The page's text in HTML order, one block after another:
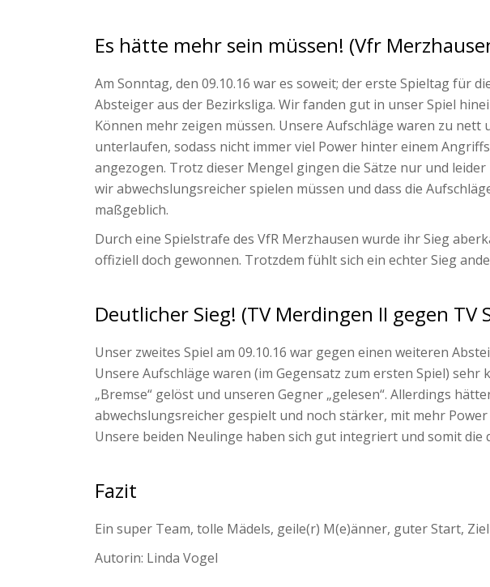
Es hätte mehr sein müssen! (Vfr
Am Sonntag, den 09.10.16 war es soweit; der erste Spieltag für
Absteiger aus der Bezirksliga. Wir fanden gut in unser Spiel
Können mehr zeigen müssen. Unsere Aufschläge waren zu
unterlaufen, sodass nicht immer viel Power hinter einem
angezogen. Trotz dieser Mengel gingen die Sätze nur und
wir abwechslungsreicher spielen müssen und dass die
maßgeblich.
Durch eine Spielstrafe des VfR Merzhausen wurde ihr Sieg
offiziell doch gewonnen. Trotzdem fühlt sich ein echter Sieg
Deutlicher Sieg! (TV Merdingen II gegen TV
Unser zweites Spiel am 09.10.16 war gegen einen weiteren
Unsere Aufschläge waren (im Gegensatz zum ersten Spiel)
„Bremse“ gelöst und unseren Gegner „gelesen“. Allerdings
abwechslungsreicher gespielt und noch stärker, mit mehr
Unsere beiden Neulinge haben sich gut integriert und somit
Fazit
Ein super Team, tolle Mädels, geile(r) M(e)änner, guter Start,
Autorin: Linda Vogel